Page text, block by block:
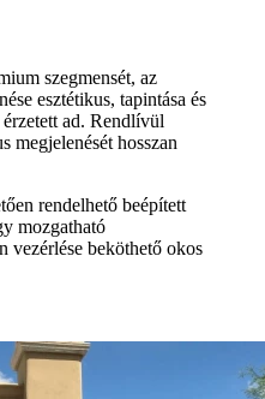
szegmensét, az
esztétikus, tapintása és
ad. Rendlívül
megjelenését hosszan
rendelhető beépített
mozgatható
vezérlése beköthető okos